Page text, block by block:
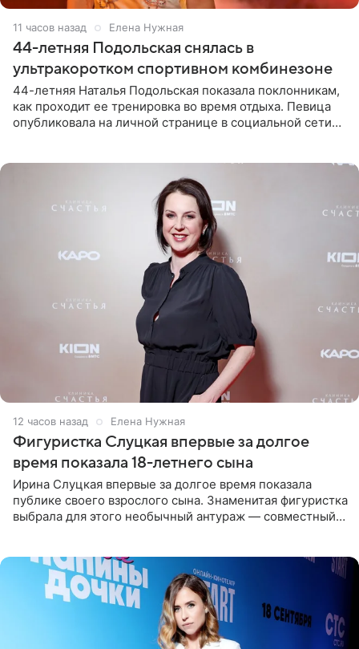
11 часов назад Елена Нужная
44-летняя Подольская снялась в
ультракоротком спортивном комбинезоне
44-летняя Наталья Подольская показала поклонникам,
как проходит ее тренировка во время отдыха. Певица
опубликовала на личной странице в социальной сети
12 часов назад Елена Нужная
Фигуристка Слуцкая впервые за долгое
время показала 18-летнего сына
Ирина Слуцкая впервые за долгое время показала
публике своего взрослого сына. Знаменитая фигуристка
выбрала для этого необычный антураж — совместный